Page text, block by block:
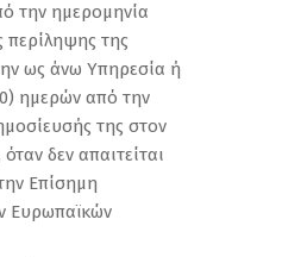
την ημερομηνία
περίληψης της
ως άνω Υπηρεσία ή
ημερών από την
της στον
δεν απαιτείται
Επίσημη
Ευρωπαϊκών